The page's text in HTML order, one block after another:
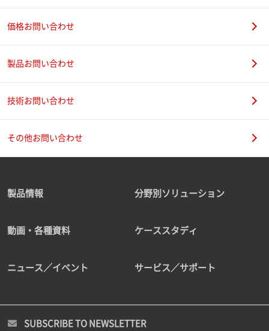
価格お問い合わせ
製品お問い合わせ
技術お問い合わせ
その他お問い合わせ
製品情報 分野別ソリューション
動画・各種資料 ケーススタディ
ニュース／イベント サービス／サポート
SUBSCRIBE TO NEWSLETTER